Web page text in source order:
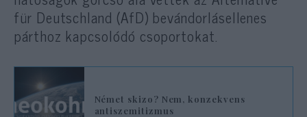
für Deutschland (AfD) bevándorlásellenes
párthoz kapcsolódó csoportokat.
Német skizo? Nem, konzekvens
antiszemitizmus